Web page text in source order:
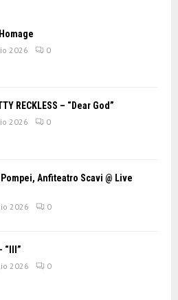
2026 0
RECKLESS – “Dear God”
2026 0
Pompei, Anfiteatro Scavi @ Live
2026 0
“III”
2026 0